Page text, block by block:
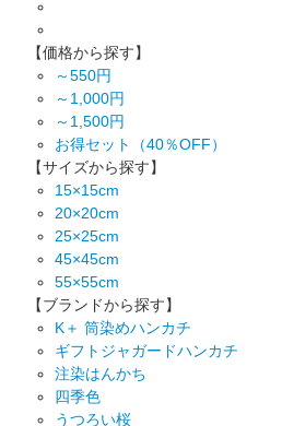
【価格から探す】
～550円
～1,000円
～1,500円
お得セット（40％OFF）
【サイズから探す】
15×15cm
20×20cm
25×25cm
45×45cm
55×55cm
【ブランドから探す】
K＋ 筒染めハンカチ
ギフトジャガードハンカチ
注染はんかち
四季色
うつろい桜